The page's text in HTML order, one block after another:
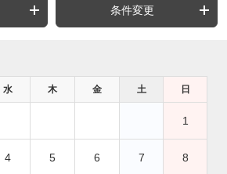
条件変更
水 木 金 土 日
1
4 5 6 7 8